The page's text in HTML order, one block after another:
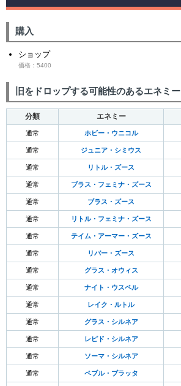
購入
ショップ
価格：5400
旧をドロップする可能性のあるエネミー
分類 エネミー
通常 ホビー・ウニコル
通常 ジュニア・シミウス
通常 リトル・ズース
通常 ブラス・フェミナ・ズース
通常 ブラス・ズース
通常 リトル・フェミナ・ズース
通常 テイム・アーマー・ズース
通常 リバー・ズース
通常 グラス・オウィス
通常 ナイト・ウスペル
通常 レイク・ルトル
通常 グラス・シルネア
通常 レピド・シルネア
通常 ソーマ・シルネア
通常 ペブル・ブラッタ